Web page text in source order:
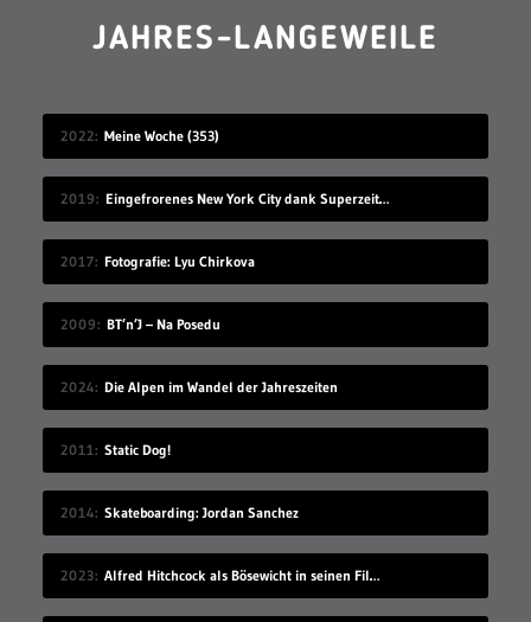
JAHRES-LANGEWEILE
2022 Meine Woche (353)
2019 Eingefrorenes New York City dank Superzeitlupe
2017 Fotografie: Lyu Chirkova
2009 BT’n’J – Na Posedu
2024 Die Alpen im Wandel der Jahreszeiten
2011 Static Dog!
2014 Skateboarding: Jordan Sanchez
2023 Alfred Hitchcock als Bösewicht in seinen Filmen